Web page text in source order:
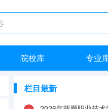
院校库 专业
栏目最新